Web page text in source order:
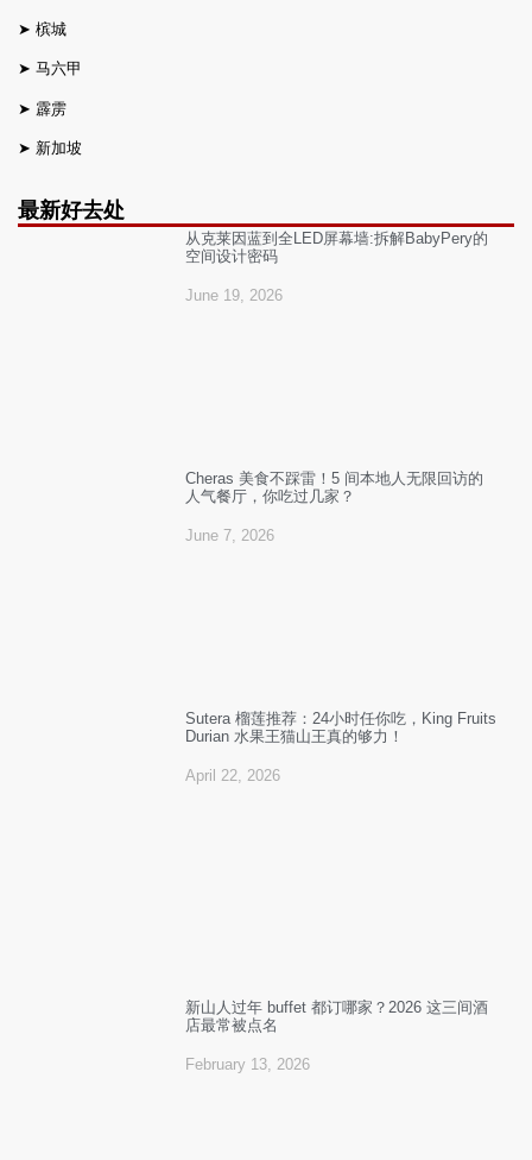
➤ 槟城
➤ 马六甲
➤ 霹雳
➤ 新加坡
最新好去处
从克莱因蓝到全LED屏幕墙:拆解BabyPery的
空间设计密码
June 19, 2026
Cheras 美食不踩雷！5 间本地人无限回访的
人气餐厅，你吃过几家？
June 7, 2026
Sutera 榴莲推荐：24小时任你吃，King Fruits
Durian 水果王猫山王真的够力！
April 22, 2026
新山人过年 buffet 都订哪家？2026 这三间酒
店最常被点名
February 13, 2026